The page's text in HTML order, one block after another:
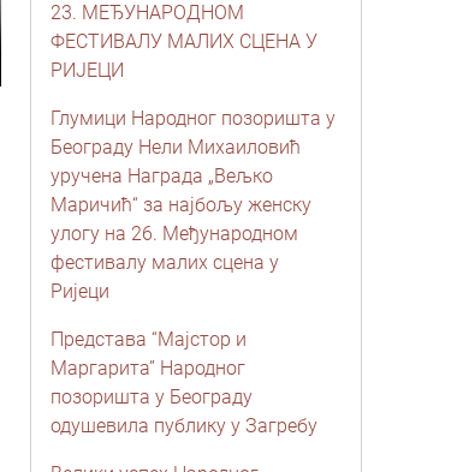
23. МЕЂУНАРОДНОМ
ФЕСТИВАЛУ МАЛИХ СЦЕНА У
РИЈЕЦИ
Глумици Народног позоришта у
Београду Нели Михаиловић
уручена Награда „Вељко
Маричић“ за најбољу женску
улогу на 26. Међународном
фестивалу малих сцена у
Ријеци
Представа “Мајстор и
Маргарита” Народног
позоришта у Београду
одушевила публику у Загребу